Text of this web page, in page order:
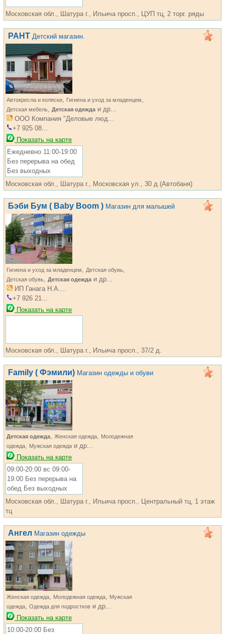
Московская обл., Шатура г., Ильича просп., ЦУП тц, 2 торг. ряды
РАНТ Детский магазин.
Автокресла и коляски, Гигиена и уход за младенцем,
Детская мебель, Детская одеждаи др...
ООО Компания "Деловые люд...
+7 925 08...
Показать на карте
Ежедневно 11:00-19:00
Без перерыва на обед
Без выходных
Московская обл., Шатура г., Московская ул., 30 д.(Автобаня)
Бэби Бум ( Baby Boom ) Магазин для малышей
Гигиена и уход за младенцем, Детская обувь,
Детская обувь, Детская одеждаи др...
ИП Ганага Н.А....
+7 926 21...
Показать на карте
Московская обл., Шатура г., Ильича просп., 37/2 д.
Family ( Фэмили) Магазин одежды и обуви
Детская одежда, Женская одежда, Молодежная
одежда, Мужская одежда и др...
Показать на карте
09:00-20:00 вс 09:00-
19:00 Без перерыва на
обед Без выходных
Московская обл., Шатура г., Ильича просп., Центральный тц, 1 этаж
тц
Ангел Магазин одежды
Женская одежда, Молодежная одежда, Мужская
одежда, Одежда для подростков и др...
Показать на карте
10:00-20:00 Без